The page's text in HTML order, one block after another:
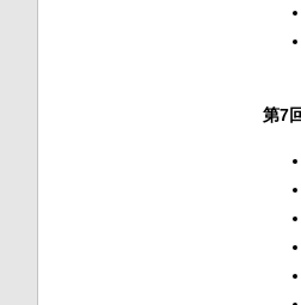
第7